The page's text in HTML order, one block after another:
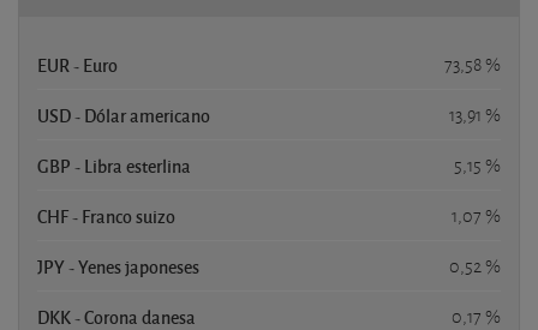
EUR - Euro 73,58 %
USD - Dólar americano 13,91 %
GBP - Libra esterlina 5,15 %
CHF - Franco suizo 1,07 %
JPY - Yenes japoneses 0,52 %
DKK - Corona danesa 0,17 %